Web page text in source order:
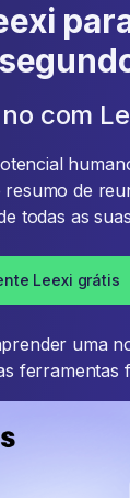
com
de
todas as
Leexi grátis
uma
ferramentas